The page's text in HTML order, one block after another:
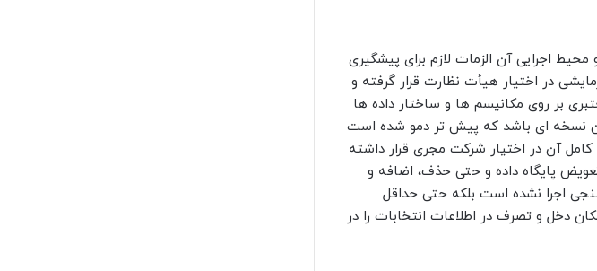
محیط اجرایی آن الزمات لازم برای پیشگیری
در اختیار هیأت نظارت قرار گرفته و
بر روی مکانیسم ها و ساختار داده ها
نسخه ای باشد که پیش تر دمو شده است
کامل آن در اختیار شرکت مجری قرار داشته
پایگاه داده و حتى حذف، اضافه و
اجرا نشده است بلکه حتی حداقل
دخل و تصرف در اطلاعات انتخابات را در